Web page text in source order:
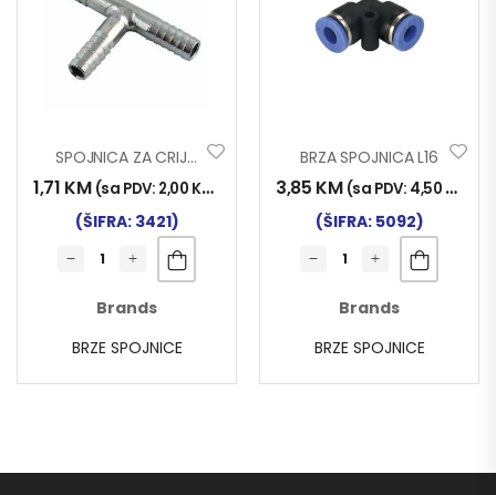
SPOJNICA ZA CRIJEVO T8mm
1,71 KM (sa PDV: 2,00 KM
(ŠIFRA: 3421)
Brands
BRZE SPOJNICE
BRZA SPOJNICA L16
3,85 KM (sa PDV: 4,50 KM
(ŠIFRA: 5092)
Brands
BRZE SPOJNICE